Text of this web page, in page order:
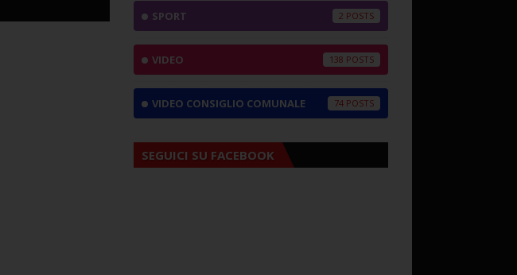
SPORT 2
VIDEO 138
VIDEO CONSIGLIO COMUNALE 74
SEGUICI SU FACEBOOK